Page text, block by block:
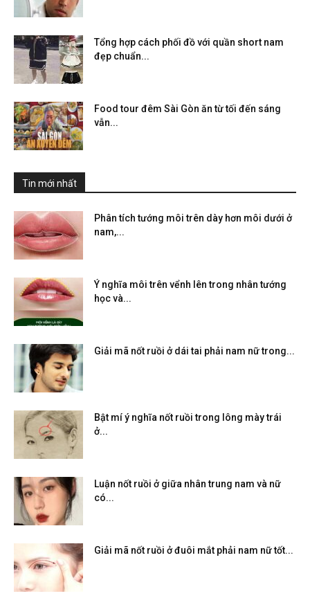
Tổng hợp cách phối đồ với quần short nam
đẹp chuẩn...
Food tour đêm Sài Gòn ăn từ tối đến sáng
vẫn...
Tin mới nhất
Phân tích tướng môi trên dày hơn môi dưới ở
nam,...
Ý nghĩa môi trên vểnh lên trong nhân tướng
học và...
Giải mã nốt ruồi ở dái tai phải nam nữ trong...
Bật mí ý nghĩa nốt ruồi trong lông mày trái
ở...
Luận nốt ruồi ở giữa nhân trung nam và nữ
có...
Giải mã nốt ruồi ở đuôi mắt phải nam nữ tốt...